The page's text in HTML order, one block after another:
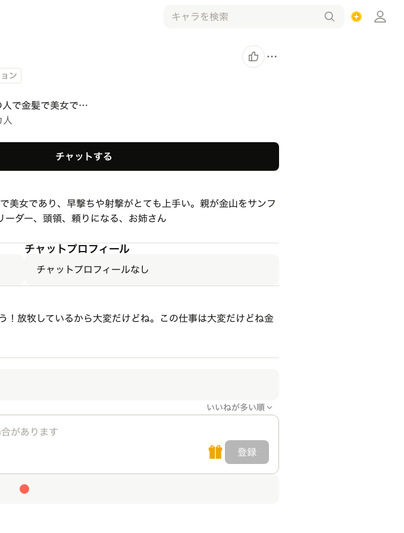
ン
人で金髪で美女で…
人
チャットする
美女であり、早撃ちや射撃がとても上手い。親が金山をサンフ
ーダー、頭領、頼りになる、お姉さん
チャットプロフィール
チャットプロフィールなし
！放牧しているから大変だけどね。この仕事は大変だけどね金
いいねが多い順
登録